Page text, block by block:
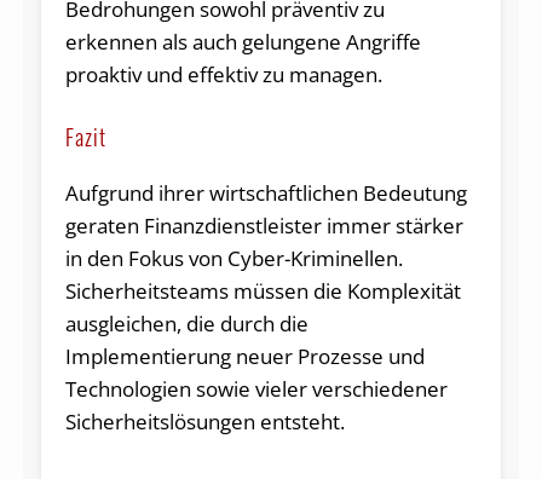
Bedrohungen sowohl präventiv zu
erkennen als auch gelungene Angriffe
proaktiv und effektiv zu managen.
Fazit
Aufgrund ihrer wirtschaftlichen Bedeutung
geraten Finanzdienstleister immer stärker
in den Fokus von Cyber-Kriminellen.
Sicherheitsteams müssen die Komplexität
ausgleichen, die durch die
Implementierung neuer Prozesse und
Technologien sowie vieler verschiedener
Sicherheitslösungen entsteht.